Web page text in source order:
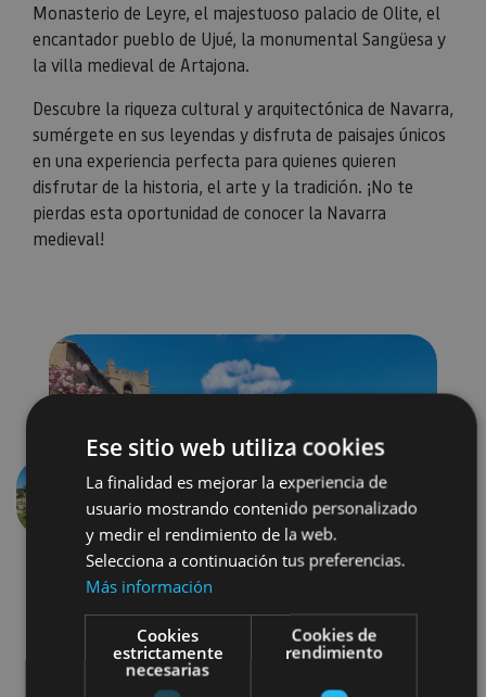
Monasterio de Leyre, el majestuoso palacio de Olite, el
encantador pueblo de Ujué, la monumental Sangüesa y
la villa medieval de Artajona.
Descubre la riqueza cultural y arquitectónica de Navarra,
sumérgete en sus leyendas y disfruta de paisajes únicos
en una experiencia perfecta para quienes quieren
disfrutar de la historia, el arte y la tradición. ¡No te
pierdas esta oportunidad de conocer la Navarra
medieval!
Previous
Ese sitio web utiliza cookies
La finalidad es mejorar la experiencia de
usuario mostrando contenido personalizado
y medir el rendimiento de la web.
Selecciona a continuación tus preferencias.
Más información
Cookies
estrictamente
necesarias
Cookies de
rendimiento